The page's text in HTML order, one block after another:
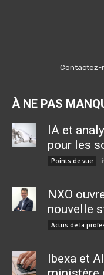
Contactez-
À NE PAS
IA et
pour les
Points de vue
NXO
nouvelle
Actus de la
Ibexa et